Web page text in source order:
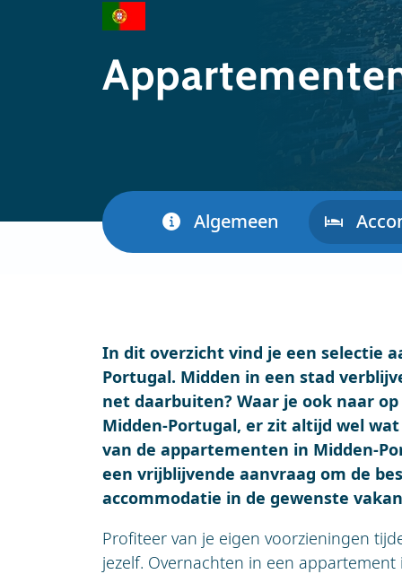
Algemeen
In dit overzicht vind je een selectie
Portugal. Midden in een stad
net daarbuiten? Waar je ook naar
Midden-Portugal, er zit altijd wel
van de appartementen in Midden-
een vrijblijvende aanvraag om de
accommodatie in de gewenste
Profiteer van je eigen voorzieningen
jezelf. Overnachten in een